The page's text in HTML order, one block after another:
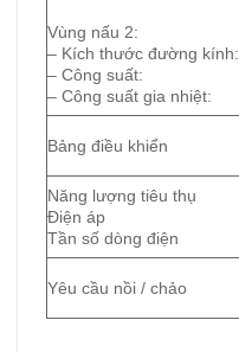
Vùng nấu 2:
– Kích thước đường kính:
– Công suất:
– Công suất gia nhiệt:
Bảng điều khiển
Năng lượng tiêu thụ
Điện áp
Tần số dòng điện
Yêu cầu nồi / chảo